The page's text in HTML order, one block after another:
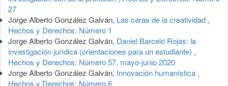
27
Jorge Alberto González Galván, Las caras de la creatividad ,
Hechos y Derechos: Número 1
Jorge Alberto González Galván, Daniel Barceló Rojas: la
investigación jurídica (orientaciones para un estudiante) ,
Hechos y Derechos: Número 57, mayo-junio 2020
Jorge Alberto González Galván, Innovación humanística ,
Hechos y Derechos: Número 6